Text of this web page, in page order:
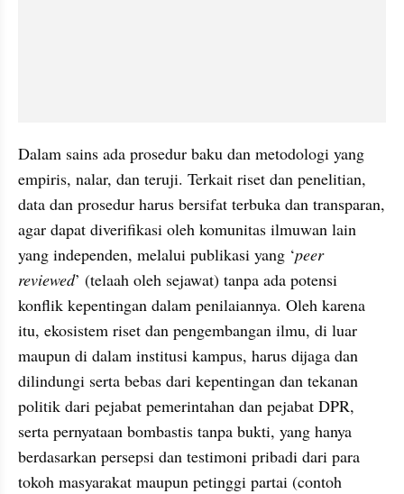
Dalam sains ada prosedur baku dan metodologi yang
empiris, nalar, dan teruji. Terkait riset dan penelitian,
data dan prosedur harus bersifat terbuka dan transparan,
agar dapat diverifikasi oleh komunitas ilmuwan lain
yang independen, melalui publikasi yang ‘peer
reviewed’ (telaah oleh sejawat) tanpa ada potensi
konflik kepentingan dalam penilaiannya. Oleh karena
itu, ekosistem riset dan pengembangan ilmu, di luar
maupun di dalam institusi kampus, harus dijaga dan
dilindungi serta bebas dari kepentingan dan tekanan
politik dari pejabat pemerintahan dan pejabat DPR,
serta pernyataan bombastis tanpa bukti, yang hanya
berdasarkan persepsi dan testimoni pribadi dari para
tokoh masyarakat maupun petinggi partai (contoh